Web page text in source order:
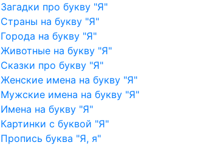
Загадки про букву "Я"
Страны на букву "Я"
Города на букву "Я"
Животные на букву "Я"
Сказки про букву "Я"
Женские имена на букву "Я"
Мужские имена на букву "Я"
Имена на букву "Я"
Картинки с буквой "Я"
Пропись буква "Я, я"